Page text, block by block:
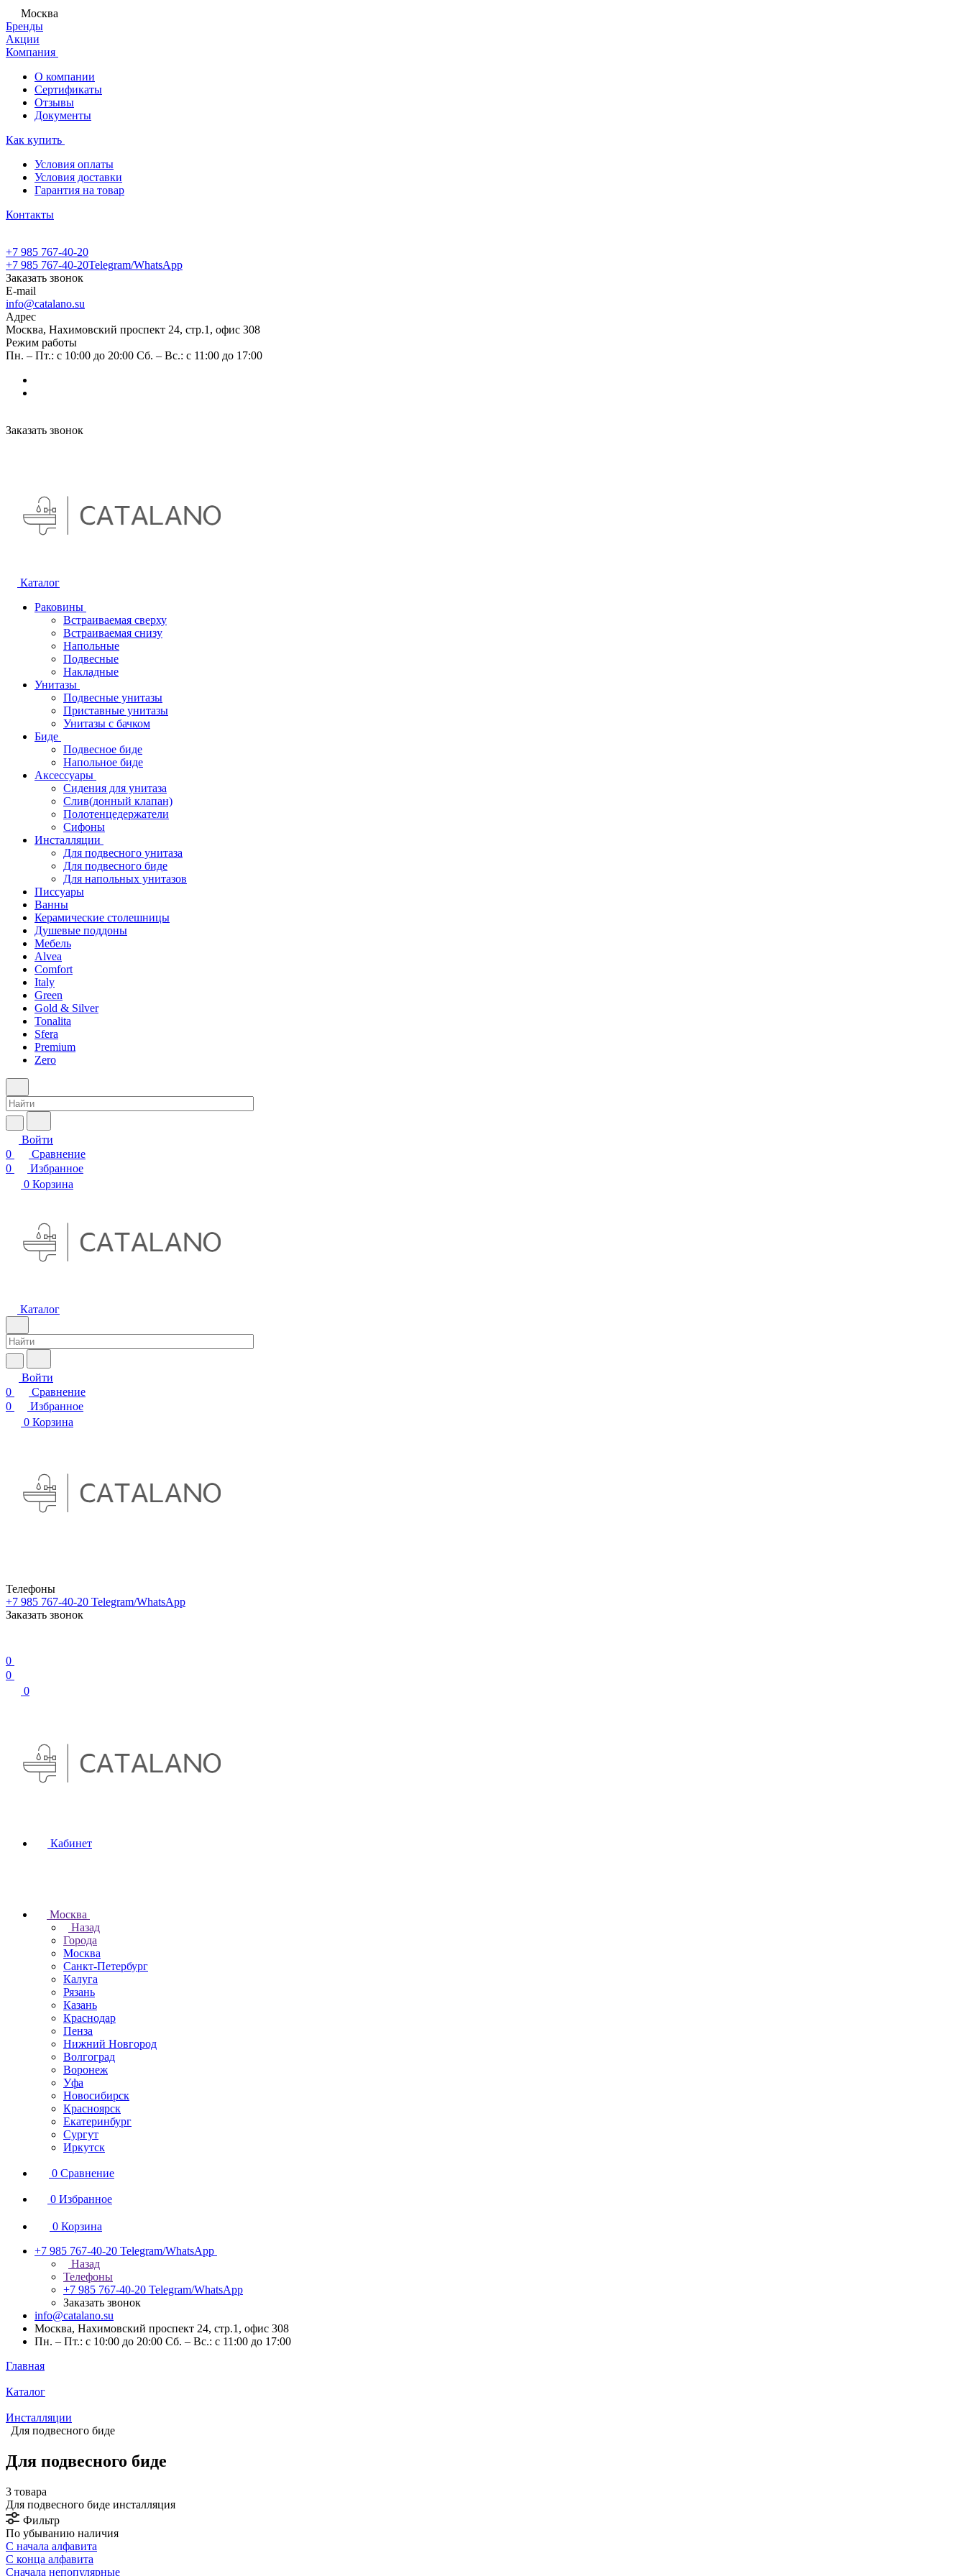
Москва
Бренды
Акции
Компания
О компании
Сертификаты
Отзывы
Документы
Как купить
Условия оплаты
Условия доставки
Гарантия на товар
Контакты
+7 985 767-40-20
+7 985 767-40-20Telegram/WhatsApp
Заказать звонок
E-mail
info@catalano.su
Адрес
Москва, Нахимовский проспект 24, стр.1, офис 308
Режим работы
Пн. – Пт.: с 10:00 до 20:00 Сб. – Вс.: с 11:00 до 17:00
Заказать звонок
Каталог
Раковины
Встраиваемая сверху
Встраиваемая снизу
Напольные
Подвесные
Накладные
Унитазы
Подвесные унитазы
Приставные унитазы
Унитазы с бачком
Биде
Подвесное биде
Напольное биде
Аксессуары
Сидения для унитаза
Слив(донный клапан)
Полотенцедержатели
Сифоны
Инсталляции
Для подвесного унитаза
Для подвесного биде
Для напольных унитазов
Писсуары
Ванны
Керамические столешницы
Душевые поддоны
Мебель
Alvea
Comfort
Italy
Green
Gold & Silver
Tonalita
Sfera
Premium
Zero
Войти
0
Сравнение
0
Избранное
0 Корзина
Каталог
Войти
0
Сравнение
0
Избранное
0 Корзина
Телефоны
+7 985 767-40-20 Telegram/WhatsApp
Заказать звонок
0
0
0
Кабинет
Москва
Назад
Города
Москва
Санкт-Петербург
Калуга
Рязань
Казань
Краснодар
Пенза
Нижний Новгород
Волгоград
Воронеж
Уфа
Новосибирск
Красноярск
Екатеринбург
Сургут
Иркутск
0 Сравнение
0 Избранное
0 Корзина
+7 985 767-40-20 Telegram/WhatsApp
Назад
Телефоны
+7 985 767-40-20 Telegram/WhatsApp
Заказать звонок
info@catalano.su
Москва, Нахимовский проспект 24, стр.1, офис 308
Пн. – Пт.: с 10:00 до 20:00 Сб. – Вс.: с 11:00 до 17:00
Главная
Каталог
Инсталляции
Для подвесного биде
Для подвесного биде
3 товара
Для подвесного биде инсталляция
Фильтр
По убыванию наличия
С начала алфавита
С конца алфавита
Сначала непопулярные